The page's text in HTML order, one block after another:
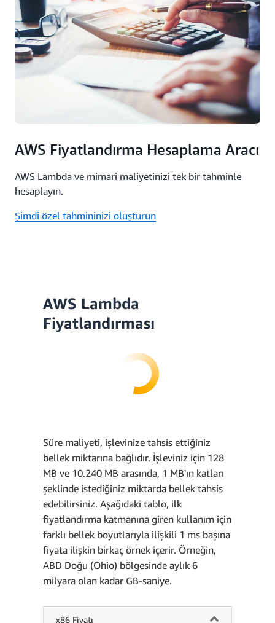
AWS Fiyatlandırma Hesaplama Aracı
AWS Lambda ve mimari maliyetinizi tek bir tahminle
hesaplayın.
Şimdi özel tahmininizi oluşturun
AWS Lambda
Fiyatlandırması
Süre maliyeti, işlevinize tahsis ettiğiniz
bellek miktarına bağlıdır. İşleviniz için 128
MB ve 10.240 MB arasında, 1 MB'ın katları
şeklinde istediğiniz miktarda bellek tahsis
edebilirsiniz. Aşağıdaki tablo, ilk
fiyatlandırma katmanına giren kullanım için
farklı bellek boyutlarıyla ilişkili 1 ms başına
fiyata ilişkin birkaç örnek içerir. Örneğin,
ABD Doğu (Ohio) bölgesinde aylık 6
milyara olan kadar GB-saniye.
x86 Fiyatı